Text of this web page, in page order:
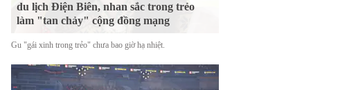
du lịch Điện Biên, nhan sắc trong trẻo
làm "tan chảy" cộng đồng mạng
Gu "gái xinh trong trẻo" chưa bao giờ hạ nhiệt.